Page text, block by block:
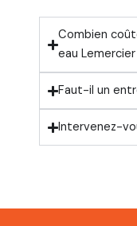
Combien
eau Lemercier
Faut-il un
Intervenez-